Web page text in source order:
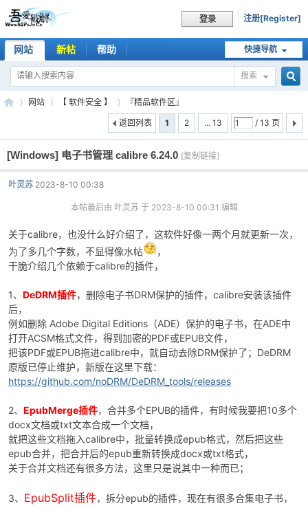
登录 注册[Register]
快捷导航
网站 新帖 帮助
搜索
吾
爱
破
»
网站
›
【 软件安全 】
›
『精品软件区』
1
2 ... 13 / 13 页
返回列表
[Windows] 电子书管理 calibre 6.24.0 [复制链接]
叶灵苏 2023-8-10 00:38
本帖最后由 叶灵苏 于 2023-8-10 00:31 编辑
关于calibre，也没什么好介绍了，这软件好像一两个月就更新一次，
为了多几个字数，不显得像水帖
，
干脆介绍几个依赖于calibre的插件，
1、 DeDRM插件，删除电子书DRM保护的插件，calibre安装该插件
后，
例如删除 Adobe Digital Editions（ADE）保护的电子书，在ADE中
打开ACSM格式文件，得到加密的PDF或EPUB文件，
把该PDF或EPUB拖进calibre中，就自动去除DRM保护了；DeDRM
原版已停止维护，新版在这里下载：
https://github.com/noDRM/DeDRM_tools/releases
2、 EpubMerge插件，合并多个EPUB的插件，有时候我要把10多个
docx文档或txt文本合成一个文档，
就把这些文档拖入calibre中，批量转换成epub格式，然后把这些
epub合并，把合并后的epub重新转换成docx或txt格式，
关于合并文档还有很多方法，这里只是说其中一种而已；
3、 EpubSplit插件，拆分epub的插件，现在有很多合集电子书，